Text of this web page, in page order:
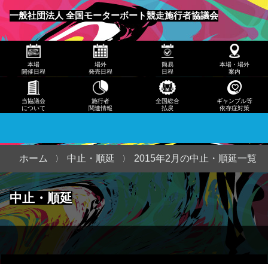
一般社団法人 全国モーターボート競走施行者協議会
メニュー
発売
日程
日程
本
場・
案内
当協
議会
につ
いて
本場
開催日程
場外
発売日程
簡易
日程
本場・場外
案内
当協議会
について
施行者
関連情報
全国総合
払戻
ギャンブル等
依存症対策
中止・順延
ホーム 中止・順延 2015年2月の中止・順延一覧